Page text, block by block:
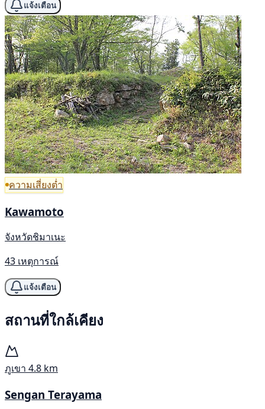
แจ้งเตือน
ความเสี่ยงต่ำ
Kawamoto
จังหวัดชิมาเนะ
43 เหตุการณ์
แจ้งเตือน
สถานที่ใกล้เคียง
ภูเขา 4.8 km
Sengan Terayama